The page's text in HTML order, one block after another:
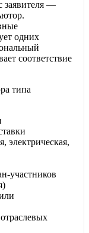
заявителя —
одних
соответствие
типа
электрическая,
участников